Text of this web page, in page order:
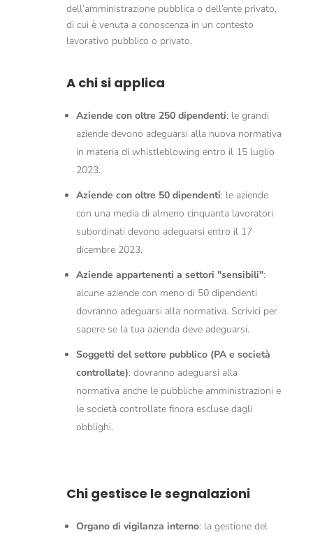
dell’amministrazione pubblica o dell’ente privato,
di cui è venuta a conoscenza in un contesto
lavorativo pubblico o privato.
A chi si applica
Aziende con oltre 250 dipendenti: le grandi
aziende devono adeguarsi alla nuova normativa
in materia di whistleblowing entro il 15 luglio
2023.
Aziende con oltre 50 dipendenti: le aziende
con una media di almeno cinquanta lavoratori
subordinati devono adeguarsi entro il 17
dicembre 2023.
Aziende appartenenti a settori "sensibili":
alcune aziende con meno di 50 dipendenti
dovranno adeguarsi alla normativa. Scrivici per
sapere se la tua azienda deve adeguarsi.
Soggetti del settore pubblico (PA e società
controllate): dovranno adeguarsi alla
normativa anche le pubbliche amministrazioni e
le società controllate finora escluse dagli
obblighi.
Chi gestisce le segnalazioni
Organo di vigilanza interno: la gestione del